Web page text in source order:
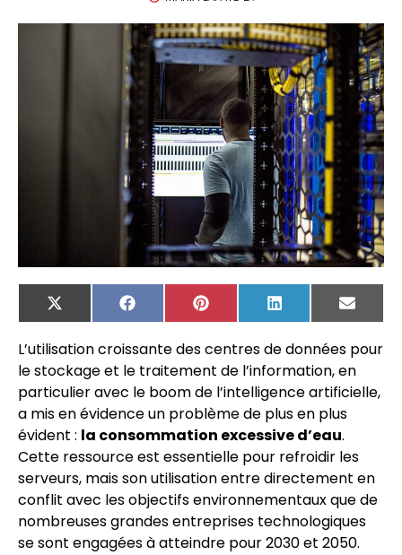
X
(Twitter)
FacebookPinterest LinkedIn
Email
L’utilisation croissante des centres de données pour
le stockage et le traitement de l’information, en
particulier avec le boom de l’intelligence artificielle,
a mis en évidence un problème de plus en plus
évident : la consommation excessive d’eau.
Cette ressource est essentielle pour refroidir les
serveurs, mais son utilisation entre directement en
conflit avec les objectifs environnementaux que de
nombreuses grandes entreprises technologiques
se sont engagées à atteindre pour 2030 et 2050.